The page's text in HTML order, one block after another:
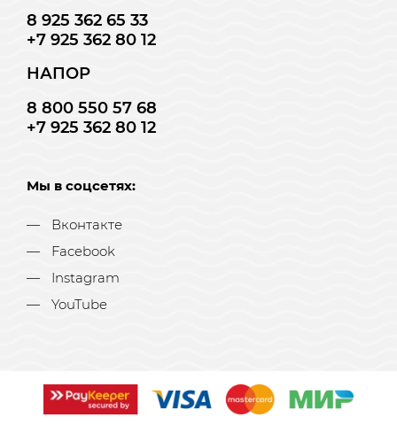
8 925 362 65 33
+7 925 362 80 12
НАПОР
8 800 550 57 68
+7 925 362 80 12
Мы в соцсетях:
Вконтакте
Facebook
Instagram
YouTube